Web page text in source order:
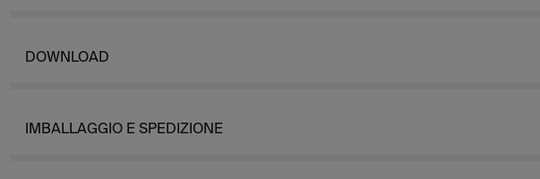
DOWNLOAD
IMBALLAGGIO E SPEDIZIONE